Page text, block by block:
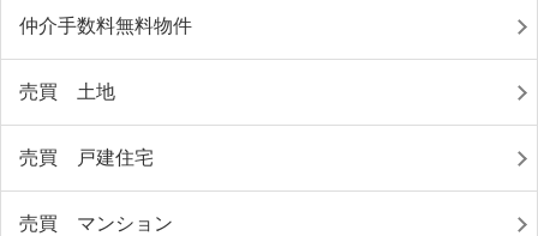
仲介手数料無料物件
売買 土地
売買 戸建住宅
売買 マンション